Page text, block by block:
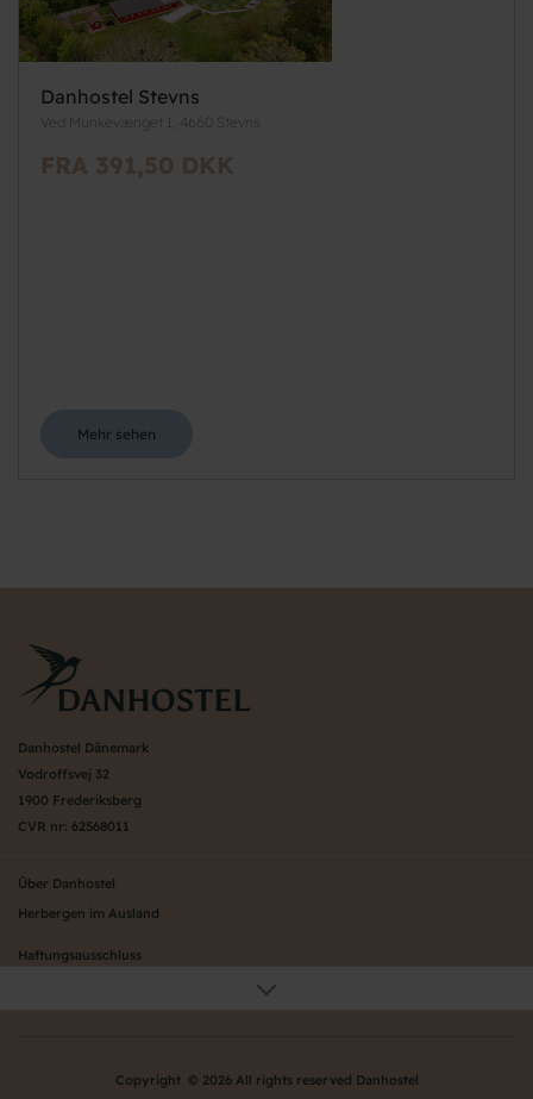
Danhostel Stevns
Ved Munkevænget 1, 4660 Stevns
FRA 391,50 DKK
Mehr sehen
Danhostel Dänemark
Vodroffsvej 32
1900 Frederiksberg
CVR nr: 62568011
Über Danhostel
Herbergen im Ausland
Haftungsausschluss
Galerie
Danhostels in JütlandCopyright © 2026 All rights reserved Danhostel